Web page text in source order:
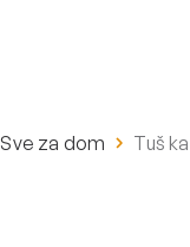
Sve za dom Tuš